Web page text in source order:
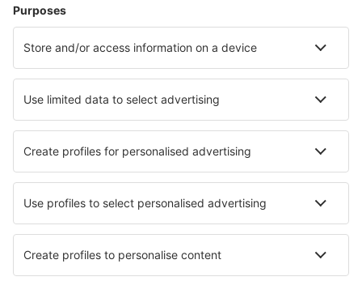
Hotels in Dubrovnik Hotels in Zadar
Hotels in Hvar Hotels in Tucepi
Hotels in Tkon Hotels in Imotski
Die besten Hotels - Städte
Hotels Dubrave Gornje Hotels in Katzenthal
Hotels in Cindre Hotels in Kravenik Hotels Palechori